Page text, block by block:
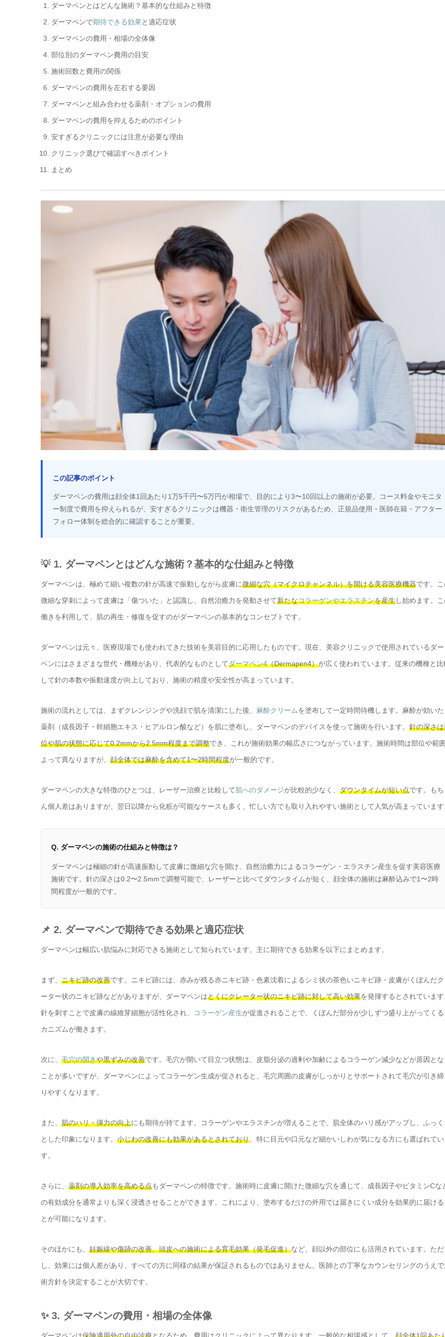
ダーマペンとはどんな施術？基本的な仕組みと特徴
ダーマペンで期待できる効果と適応症状
ダーマペンの費用・相場の全体像
部位別のダーマペン費用の目安
施術回数と費用の関係
ダーマペンの費用を左右する要因
ダーマペンと組み合わせる薬剤・オプションの費用
ダーマペンの費用を抑えるためのポイント
安すぎるクリニックには注意が必要な理由
クリニック選びで確認すべきポイント
まとめ
この記事のポイント
ダーマペンの費用は顔全体1回あたり1万5千円〜5万円が相場で、目的により3〜10回以上の施術が必要。コース料金やモニタ
ー制度で費用を抑えられるが、安すぎるクリニックは機器・衛生管理のリスクがあるため、正規品使用・医師在籍・アフター
フォロー体制を総合的に確認することが重要。
💡 1. ダーマペンとはどんな施術？基本的な仕組みと特徴
ダーマペンは、極めて細い複数の針が高速で振動しながら皮膚に微細な穴（マイクロチャンネル）を開ける美容医療機器です。
微細な穿刺によって皮膚は「傷ついた」と認識し、自然治癒力を発動させて新たなコラーゲンやエラスチンを産生し始めます。
働きを利用して、肌の再生・修復を促すのがダーマペンの基本的なコンセプトです。
ダーマペンは元々、医療現場でも使われてきた技術を美容目的に応用したものです。現在、美容クリニックで使用されているダー
ペンにはさまざまな世代・機種があり、代表的なものとしてダーマペン4（Dermapen4）が広く使われています。従来の機種と比
して針の本数や振動速度が向上しており、施術の精度や安全性が高まっています。
施術の流れとしては、まずクレンジングや洗顔で肌を清潔にした後、 麻酔クリームを塗布して一定時間待機します。麻酔が効いた
薬剤（成長因子・幹細胞エキス・ヒアルロン酸など）を肌に塗布し、ダーマペンのデバイスを使って施術を行います。 針の深さ
位や肌の状態に応じて0.2mmから2.5mm程度まで調整でき、これが施術効果の幅広さにつながっています。施術時間は部位や範
よって異なりますが、 顔全体では麻酔を含めて1〜2時間程度が一般的です。
ダーマペンの大きな特徴のひとつは、レーザー治療と比較して 肌へのダメージが比較的少なく、 ダウンタイムが短い点です。もち
ん個人差はありますが、翌日以降から化粧が可能なケースも多く、忙しい方でも取り入れやすい施術として人気が高まっています
Q. ダーマペンの施術の仕組みと特徴は？
ダーマペンは極細の針が高速振動して皮膚に微細な穴を開け、自然治癒力によるコラーゲン・エラスチン産生を促す美容医療
施術です。針の深さは0.2〜2.5mmで調整可能で、レーザーと比べてダウンタイムが短く、顔全体の施術は麻酔込みで1〜2時
間程度が一般的です。
📌 2. ダーマペンで期待できる効果と適応症状
ダーマペンは幅広い肌悩みに対応できる施術として知られています。主に期待できる効果を以下にまとめます。
まず、 ニキビ跡の改善です。ニキビ跡には、赤みが残る赤ニキビ跡・色素沈着によるシミ状の茶色いニキビ跡・皮膚がくぼんだク
ーター状のニキビ跡などがありますが、ダーマペンはとくにクレーター状のニキビ跡に対して高い効果を発揮するとされています
針を刺すことで皮膚の線維芽細胞が活性化され、 コラーゲン産生が促進されることで、くぼんだ部分が少しずつ盛り上がってくる
カニズムが働きます。
次に、 毛穴の開きや黒ずみの改善です。毛穴が開いて目立つ状態は、皮脂分泌の過剰や加齢によるコラーゲン減少などが原因とな
ことが多いですが、ダーマペンによってコラーゲン生成が促されると、毛穴周囲の皮膚がしっかりとサポートされて毛穴が引き締
りやすくなります。
また、 肌のハリ・弾力の向上にも期待が持てます。コラーゲンやエラスチンが増えることで、肌全体のハリ感がアップし、ふっく
とした印象になります。 小じわの改善にも効果があるとされており 、特に目元や口元など細かいしわが気になる方にも選ばれてい
す。
さらに、 薬剤の導入効率を高める点もダーマペンの特徴です。施術時に皮膚に開けた微細な穴を通じて、成長因子やビタミンCな
の有効成分を通常よりも深く浸透させることができます。これにより、塗布するだけの外用では届きにくい成分を効果的に届ける
とが可能になります。
そのほかにも、 妊娠線や傷跡の改善、頭皮への施術による育毛効果（発毛促進）など、顔以外の部位にも活用されています。ただ
し、効果には個人差があり、すべての方に同様の結果が保証されるものではありません。医師との丁寧なカウンセリングのうえ
術方針を決定することが大切です。
✨ 3. ダーマペンの費用・相場の全体像